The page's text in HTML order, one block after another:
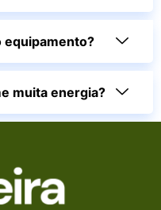
equipamento?
muita energia?